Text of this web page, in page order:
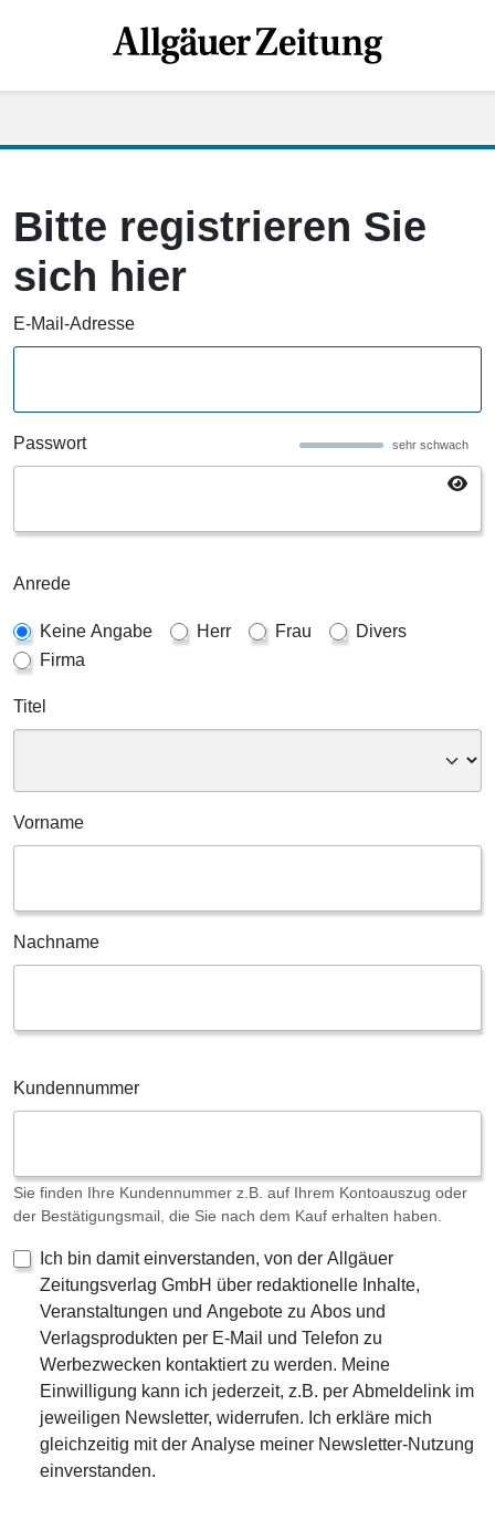
Bitte registrieren Sie
sich hier
E-Mail-Adresse
Passwort sehr schwach
Anrede
Keine Angabe Herr Frau
Divers
Firma
Titel
Vorname
Nachname
Kundennummer
Sie finden Ihre Kundennummer z.B. auf Ihrem Kontoauszug oder
der Bestätigungsmail, die Sie nach dem Kauf erhalten haben.
Ich bin damit einverstanden, von der Allgäuer
Zeitungsverlag GmbH über redaktionelle Inhalte,
Veranstaltungen und Angebote zu Abos und
Verlagsprodukten per E-Mail und Telefon zu
Werbezwecken kontaktiert zu werden. Meine
Einwilligung kann ich jederzeit, z.B. per Abmeldelink im
jeweiligen Newsletter, widerrufen. Ich erkläre mich
gleichzeitig mit der Analyse meiner Newsletter-Nutzung
einverstanden.